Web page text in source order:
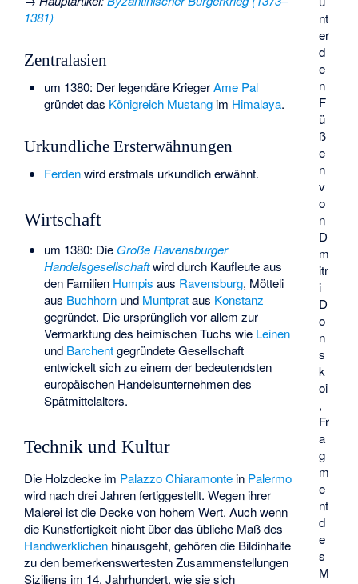
nt
er
d
e
n
F
ü
ß
e
n
v
o
n
D
m
itr
i
D
o
n
s
k
oi
,
Fr
a
g
m
e
nt
d
e
s
M
1381)
Zentralasien
um 1380: Der legendäre KriegerAme Pal
gründet das Königreich Mustangim Himalaya.
Urkundliche Ersterwähnungen
Ferdenwird erstmals urkundlich erwähnt.
Wirtschaft
um 1380: Die Große Ravensburger
Handelsgesellschaftwird durch Kaufleute aus
den Familien Humpis aus Ravensburg, Mötteli
aus Buchhornund Muntprataus Konstanz
gegründet. Die ursprünglich vor allem zur
Vermarktung des heimischen Tuchs wie Leinen
und Barchentgegründete Gesellschaft
entwickelt sich zu einem der bedeutendsten
europäischen Handelsunternehmen des
Spätmittelalters.
Technik und Kultur
Die Holzdecke im Palazzo Chiaramonte in Palermo
wird nach drei Jahren fertiggestellt. Wegen ihrer
Malerei ist die Decke von hohem Wert. Auch wenn
die Kunstfertigkeit nicht über das übliche Maß des
Handwerklichen hinausgeht, gehören die Bildinhalte
zu den bemerkenswertesten Zusammenstellungen
Siziliens im 14. Jahrhundert, wie sie sich